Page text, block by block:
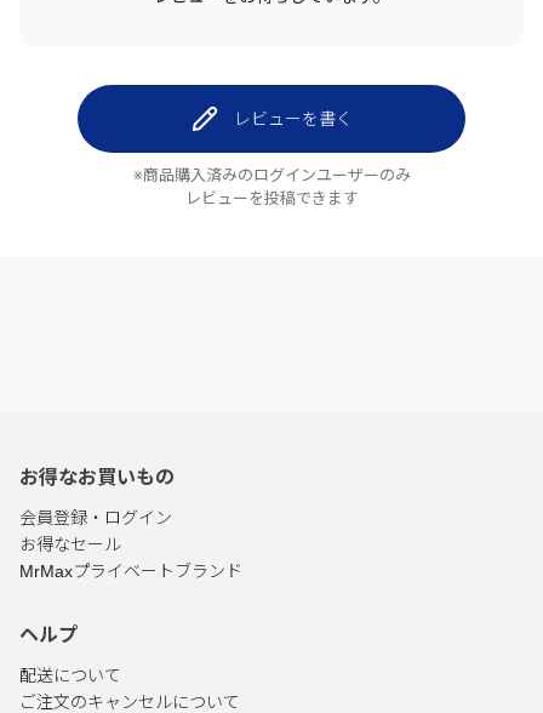
レビューを書く
※商品購入済みのログインユーザーのみ
レビューを投稿できます
お得なお買いもの
会員登録・ログイン
お得なセール
MrMaxプライベートブランド
ヘルプ
配送について
ご注文のキャンセルについて